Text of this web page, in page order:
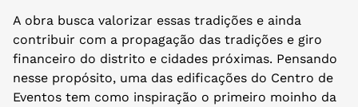
A obra busca valorizar essas tradições e ainda
contribuir com a propagação das tradições e giro
financeiro do distrito e cidades próximas. Pensando
nesse propósito, uma das edificações do Centro de
Eventos tem como inspiração o primeiro moinho da